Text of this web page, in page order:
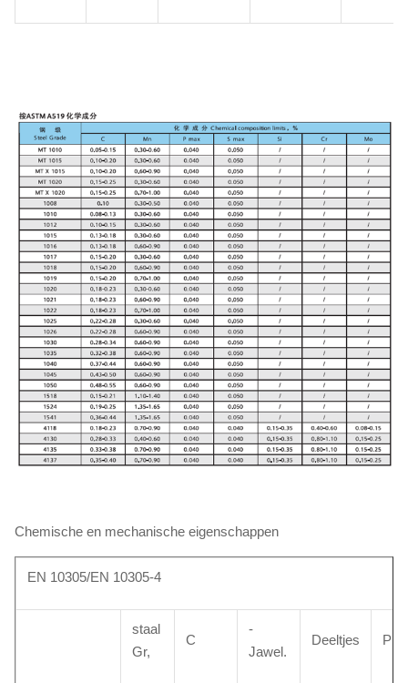
Chemische en mechanische eigenschappen
EN 10305/EN 10305-4
staal
Gr,
C
-
Jawel.
Deeltjes P